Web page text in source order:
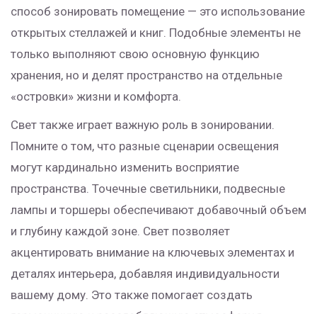
способ зонировать помещение — это использование
открытых стеллажей и книг. Подобные элементы не
только выполняют свою основную функцию
хранения, но и делят пространство на отдельные
«островки» жизни и комфорта.
Свет также играет важную роль в зонировании.
Помните о том, что разные сценарии освещения
могут кардинально изменить восприятие
пространства. Точечные светильники, подвесные
лампы и торшеры обеспечивают добавочный объем
и глубину каждой зоне. Свет позволяет
акцентировать внимание на ключевых элементах и
деталях интерьера, добавляя индивидуальности
вашему дому. Это также помогает создать